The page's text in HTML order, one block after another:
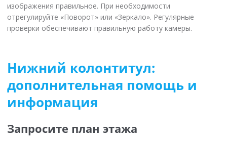
изображения правильное. При необходимости
отрегулируйте «Поворот» или «Зеркало». Регулярные
проверки обеспечивают правильную работу камеры.
Нижний колонтитул:
дополнительная помощь и
информация
Запросите план этажа